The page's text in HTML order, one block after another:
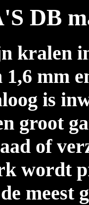
DB
kralen
mm
is
groot
of
wordt
meest